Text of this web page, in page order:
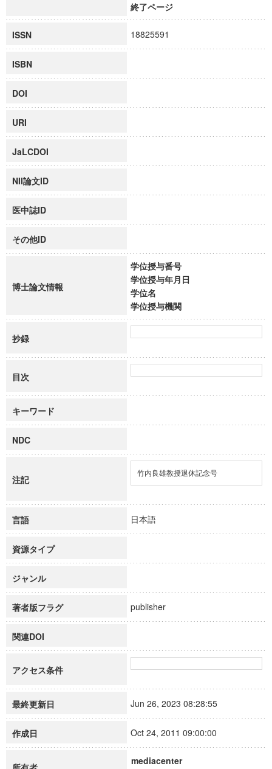
終了ページ
ISSN 18825591
ISBN
DOI
URI
JaLCDOI
NII論文ID
医中誌ID
その他ID
博士論文情報
学位授与番号
学位授与年月日
学位名
学位授与機関
抄録
目次
キーワード
NDC
注記
竹内良雄教授退休記念号
言語 日本語
資源タイプ
ジャンル
著者版フラグ publisher
関連DOI
アクセス条件
最終更新日 Jun 26, 2023 08:28:55
作成日 Oct 24, 2011 09:00:00
mediacenter